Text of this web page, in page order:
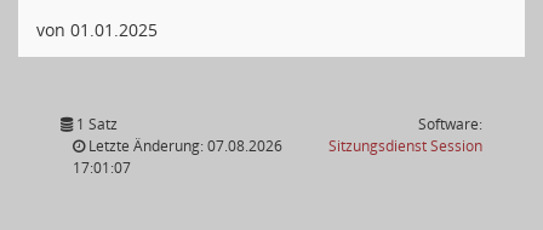
von 01.01.2025
1 Satz
Letzte Änderung: 07.08.2026
17:01:07
Software:
SitzungsdienstSession(Wird in